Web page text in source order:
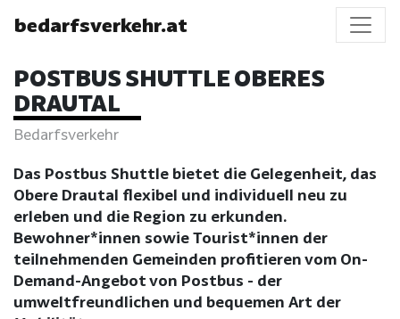
bedarfsverkehr.at
POSTBUS SHUTTLE OBERES
DRAUTAL
Bedarfsverkehr
Das Postbus Shuttle bietet die Gelegenheit, das
Obere Drautal flexibel und individuell neu zu
erleben und die Region zu erkunden.
Bewohner*innen sowie Tourist*innen der
teilnehmenden Gemeinden profitieren vom On-
Demand-Angebot von Postbus - der
umweltfreundlichen und bequemen Art der